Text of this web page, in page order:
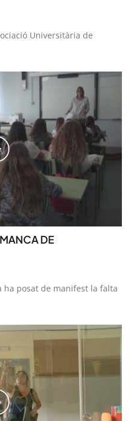
Universitària de
DE
ha posat de manifest la falta